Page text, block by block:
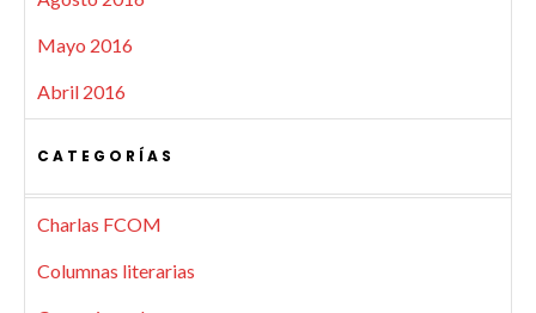
Mayo 2016
Abril 2016
CATEGORÍAS
Charlas FCOM
Columnas literarias